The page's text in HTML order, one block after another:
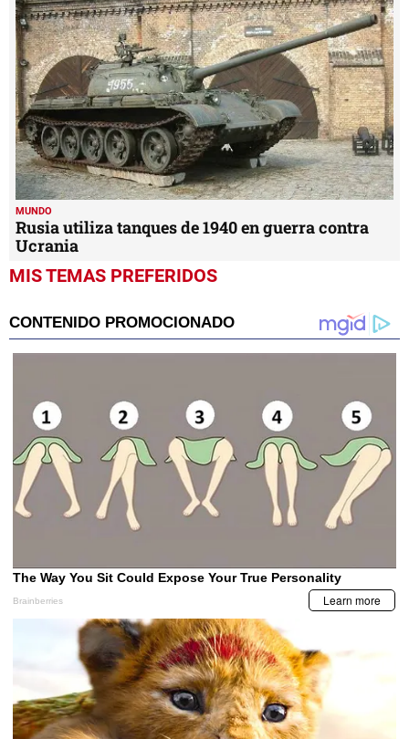
MUNDO
Rusia utiliza tanques de 1940 en guerra contra
Ucrania
MIS TEMAS PREFERIDOS